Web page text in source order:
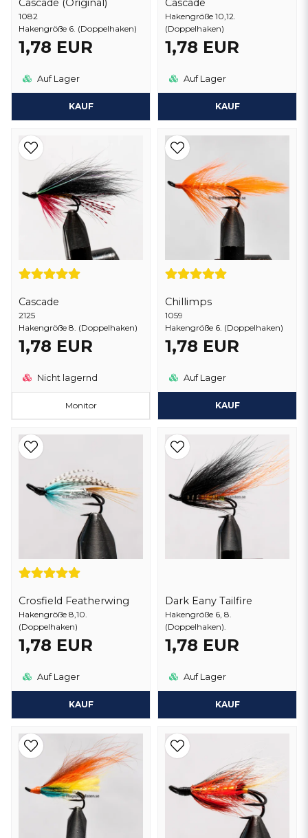
Cascade (Original)
1082
Hakengröße 6. (Doppelhaken)
1,78 EUR
Auf Lager
KAUF
Cascade
Hakengröße 10,12.
(Doppelhaken)
1,78 EUR
Auf Lager
KAUF
Cascade
2125
Hakengröße 8. (Doppelhaken)
1,78 EUR
Nicht lagernd
Monitor
Chillimps
1059
Hakengröße 6. (Doppelhaken)
1,78 EUR
Auf Lager
KAUF
Crosfield Featherwing
Hakengröße 8,10.
(Doppelhaken)
1,78 EUR
Auf Lager
KAUF
Dark Eany Tailfire
Hakengröße 6, 8.
(Doppelhaken).
1,78 EUR
Auf Lager
KAUF